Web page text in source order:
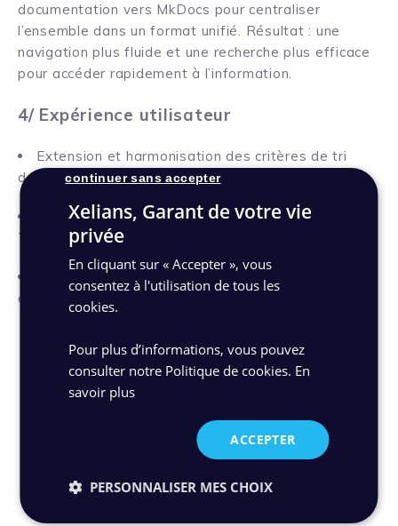
documentation vers MkDocs pour centraliser
l’ensemble dans un format unifié. Résultat : une
navigation plus fluide et une recherche plus efficace
pour accéder rapidement à l’information.
4/ Expérience utilisateur
Extension et harmonisation des critères de tri
dans les listes de documents.
Ajout de deux champs natifs « Résumé » et «
Tonalité », alimentés via l’API.
Fusion automatique des tags de signature d’un
document PDF.
Découvrez la release note
Découvrez Maarch Courrier
Xelians, Garant de votre vie
privée
En cliquant sur « Accepter », vous
consentez à l'utilisation de tous les
cookies.
Pour plus d’informations, vous pouvez
consulter notre Politique de cookies. En
savoir plus
ACCEPTER
continuer sans accepter
PERSONNALISER MES CHOIX